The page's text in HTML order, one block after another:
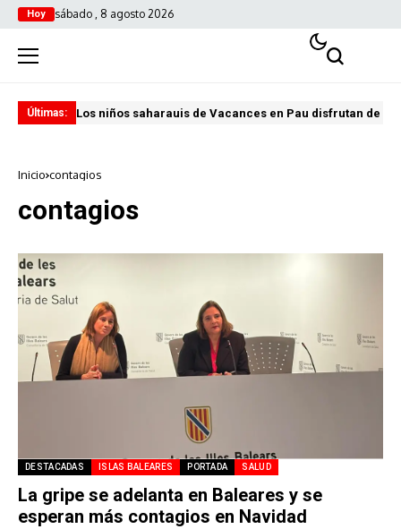
Hoy sábado , 8 agosto 2026
Últimas: Los niños saharauis de Vacances en Pau disfrutan de
Inicio contagios
contagios
DESTACADAS ISLAS BALEARES PORTADA SALUD
La gripe se adelanta en Baleares y se
esperan más contagios en Navidad